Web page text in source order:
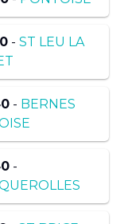
- ST LEU LA
- BERNES
-